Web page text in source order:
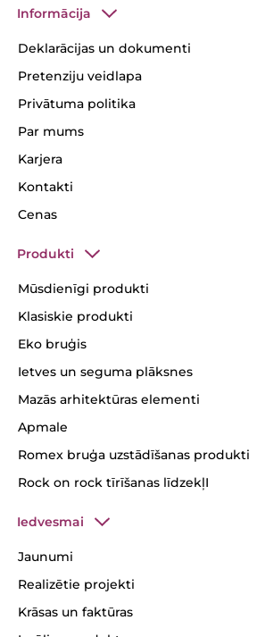
Informācija
Deklarācijas un dokumenti
Pretenziju veidlapa
Privātuma politika
Par mums
Karjera
Kontakti
Cenas
Produkti
Mūsdienīgi produkti
Klasiskie produkti
Eko bruģis
Ietves un seguma plāksnes
Mazās arhitektūras elementi
Apmale
Romex bruģa uzstādīšanas produkti
Rock on rock tīrīšanas līdzekļI
Iedvesmai
Jaunumi
Realizētie projekti
Krāsas un faktūras